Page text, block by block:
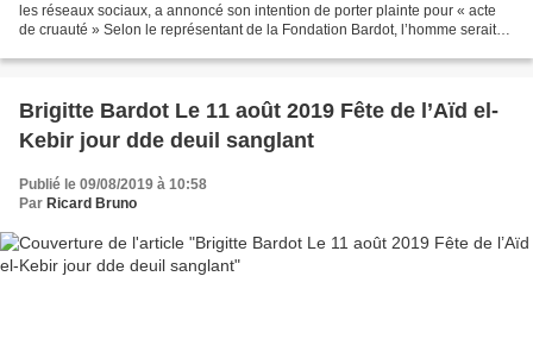
les réseaux sociaux, a annoncé son intention de porter plainte pour « acte
de cruauté » Selon le représentant de la Fondation Bardot, l’homme serait
Brigitte Bardot Le 11 août 2019 Fête de l’Aïd el-
Kebir jour dde deuil sanglant
Publié le 09/08/2019 à 10:58
Par Ricard Bruno